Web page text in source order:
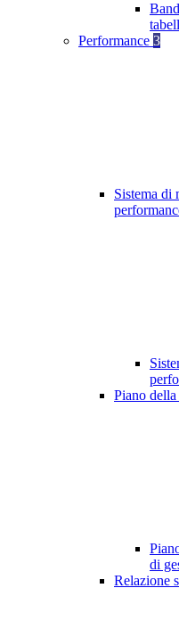
Performance 3
Sistema di
Piano
di
Relazione